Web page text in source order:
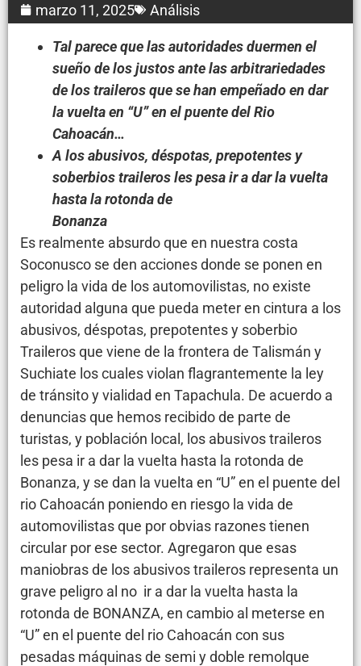
marzo 11, 2025
Análisis
Tal parece que las autoridades duermen el
sueño de los justos ante las arbitrariedades
de los traileros que se han empeñado en dar
la vuelta en “U” en el puente del Rio
Cahoacán…
A los abusivos, déspotas, prepotentes y
soberbios traileros les pesa ir a dar la vuelta
hasta la rotonda de
Bonanza
Es realmente absurdo que en nuestra costa
Soconusco se den acciones donde se ponen en
peligro la vida de los automovilistas, no existe
autoridad alguna que pueda meter en cintura a los
abusivos, déspotas, prepotentes y soberbio
Traileros que viene de la frontera de Talismán y
Suchiate los cuales violan flagrantemente la ley
de tránsito y vialidad en Tapachula. De acuerdo a
denuncias que hemos recibido de parte de
turistas, y población local, los abusivos traileros
les pesa ir a dar la vuelta hasta la rotonda de
Bonanza, y se dan la vuelta en “U” en el puente del
rio Cahoacán poniendo en riesgo la vida de
automovilistas que por obvias razones tienen
circular por ese sector. Agregaron que esas
maniobras de los abusivos traileros representa un
grave peligro al no ir a dar la vuelta hasta la
rotonda de BONANZA, en cambio al meterse en
“U” en el puente del rio Cahoacán con sus
pesadas máquinas de semi y doble remolque